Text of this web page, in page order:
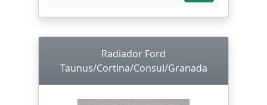
Radiador Ford
Taunus/Cortina/Consul/Granada